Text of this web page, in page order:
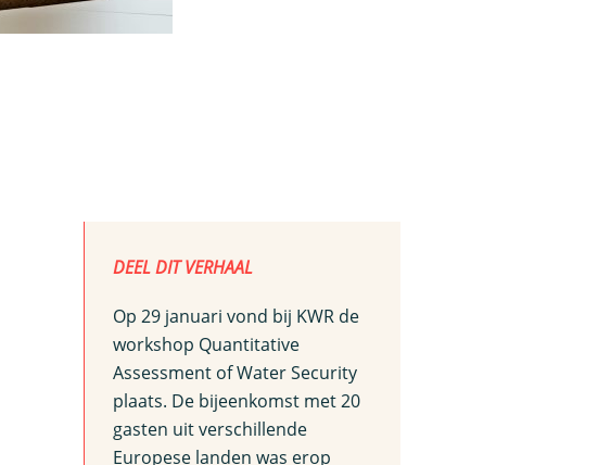
DEEL DIT VERHAAL
Op 29 januari vond bij KWR de
workshop Quantitative
Assessment of Water Security
plaats. De bijeenkomst met 20
gasten uit verschillende
Europese landen was erop